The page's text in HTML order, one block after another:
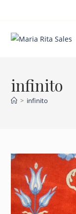
conteúdo
infinito
> infinito